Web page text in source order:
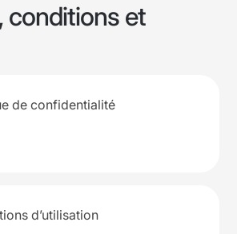
conditions et
de confidentialité
d’utilisation